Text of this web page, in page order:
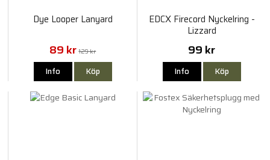
Dye Looper Lanyard
89 kr 129 kr
Info Köp
EDCX Firecord Nyckelring -
Lizzard
99 kr
Info Köp